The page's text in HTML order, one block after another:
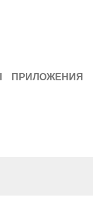
ПРИЛОЖЕНИЯ